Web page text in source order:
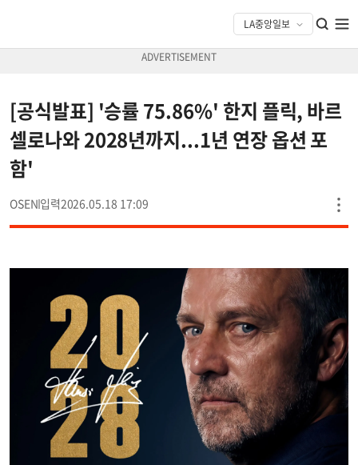
[공식발표] '승률 75.86%' 한지 플릭, 바르
셀로나와 2028년까지...1년 연장 옵션 포
함'
OSEN 2026.05.18 17:09